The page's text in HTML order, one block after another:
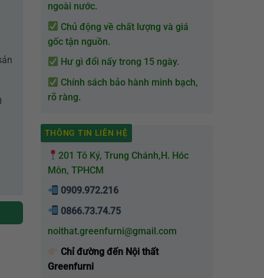
ngoài nước.
Chủ động về chất lượng và giá
gốc tận nguồn.
Hư gì đổi nấy trong 15 ngày.
Chính sách bảo hành minh bạch,
rõ ràng.
THÔNG TIN LIÊN HỆ
201 Tô Ký, Trung Chánh,H. Hóc
Môn, TPHCM
0909.972.216
0866.73.74.75
noithat.greenfurni@gmail.com
Chỉ đường đến Nội thất
Greenfurni